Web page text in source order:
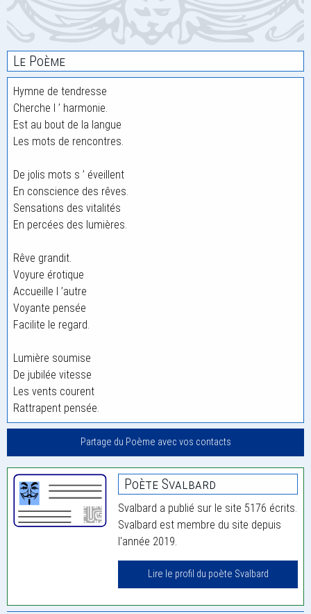
Le Poème
Hymne de tendresse
Cherche l ’ harmonie.
Est au bout de la langue
Les mots de rencontres.
De jolis mots s ’ éveillent
En conscience des rêves.
Sensations des vitalités
En percées des lumières.
Rêve grandit.
Voyure érotique
Accueille l ’autre
Voyante pensée
Facilite le regard.
Lumière soumise
De jubilée vitesse
Les vents courent
Rattrapent pensée.
Partage du Poème avec vos contacts
Poète Svalbard
Svalbard a publié sur le site 5176 écrits.
Svalbard est membre du site depuis
l'année 2019.
Lire le profil du poète Svalbard